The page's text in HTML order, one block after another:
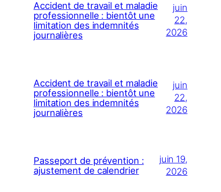
Accident de travail et maladie
professionnelle : bientôt une
limitation des indemnités
journalières
juin
22,
2026
Accident de travail et maladie
professionnelle : bientôt une
limitation des indemnités
journalières
juin
22,
2026
Passeport de prévention :
ajustement de calendrier
juin 19,
2026